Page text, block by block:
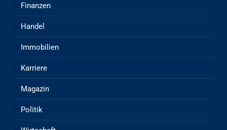
Finanzen
Handel
Immobilien
Karriere
Magazin
Politik